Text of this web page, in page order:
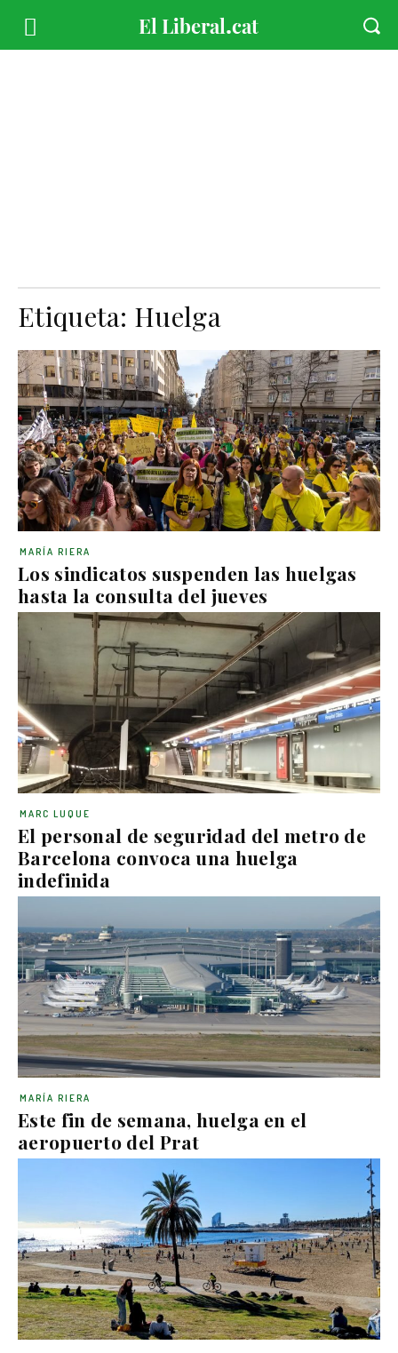
Etiqueta: Huelga
Los sindicatos suspenden las huelgas
hasta la consulta del jueves
MARÍA RIERA
El personal de seguridad del metro de
Barcelona convoca una huelga
indefinida
MARC LUQUE
Este fin de semana, huelga en el
aeropuerto del Prat
MARÍA RIERA